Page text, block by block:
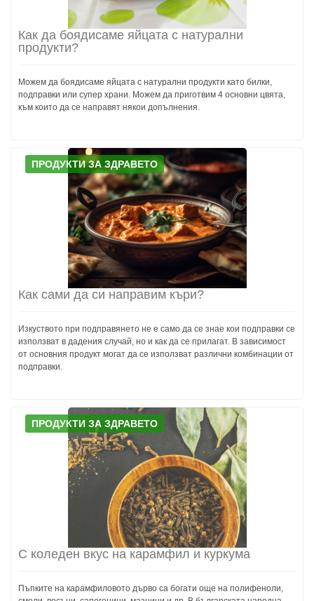
Как да боядисаме яйцата с натурални
продукти?
Можем да боядисаме яйцата с натурални продукти като билки,
подправки или супер храни. Можем да приготвим 4 основни цвята,
към които да се направят някои допълнения.
ПРОДУКТИ ЗА ЗДРАВЕТО
Как сами да си направим къри?
Изкуството при подправянето не е само да се знае кои подправки се
използват в дадения случай, но и как да се прилагат. В зависимост
от основния продукт могат да се използват различни комбинации от
подправки.
ПРОДУКТИ ЗА ЗДРАВЕТО
С коледен вкус на карамфил и куркума
Пъпките на карамфиловото дърво са богати още на полифеноли,